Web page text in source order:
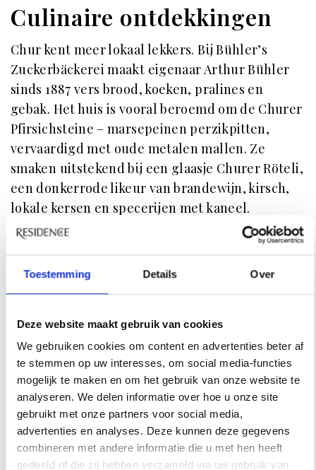
Toestemming Details Over
Deze website maakt gebruik van cookies
We gebruiken cookies om content en advertenties beter af
te stemmen op uw interesses, om social media-functies
mogelijk te maken en om het gebruik van onze website te
analyseren. We delen informatie over hoe u onze site
gebruikt met onze partners voor social media,
advertenties en analyses. Deze kunnen deze gegevens
combineren met andere informatie die u met hen heeft
gedeeld of die zij hebben verzameld via uw gebruik van
Culinaire ontdekkingen
Chur kent meer lokaal lekkers. Bij Bühler’s
Zuckerbäckerei maakt eigenaar Arthur Bühler
sinds 1887 vers brood, koeken, pralines en
gebak. Het huis is vooral beroemd om de Churer
Pfirsichsteine – marsepeinen perzikpitten,
vervaardigd met oude metalen mallen. Ze
smaken uitstekend bij een glaasje Churer Röteli,
een donkerrode likeur van brandewijn, kirsch,
lokale kersen en specerijen met kaneel.
Voor lunch of diner is Hotel Stern een aanrader.
Dit pand uit de 15de eeuw heeft een klassiek,
warm interieur en een uitgebreide wijnkelder
met lokale en internationale wijnen. Op de kaart
staan traditionele streekgerechten zoals
kaas en ei, gekookt in bouillon en geserveerd
met roomsaus) en maluns(krokant gebakken
aardappelen met appelmoes en kaas).
Leuk detail: eigenaar Andrian Müller haalt
hotelgasten op met zijn oldtimer Buick uit 1933.